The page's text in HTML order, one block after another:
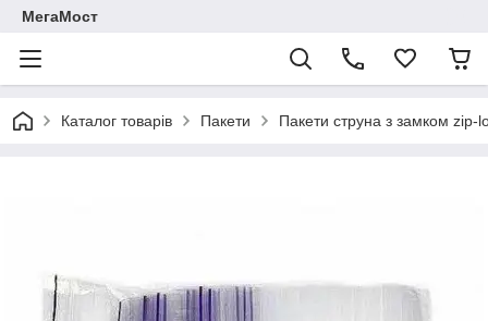
МегаМост
Каталог товарів Пакети Пакети струна з замком zip-